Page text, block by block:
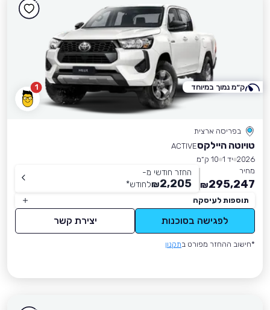
1
בפריסה ארצית
טויוטה היילקסACTIVE
2026 יד 1
10 ק״מ
מחיר
295,247
₪
החזר חודשי מ-
2,205
₪לחודש*
תוספות לעיסקה
לפגישה בסוכנות יצירת קשר
*חישוב ההחזר מפורט בתקנון
ק״מ נמוך במיוחד